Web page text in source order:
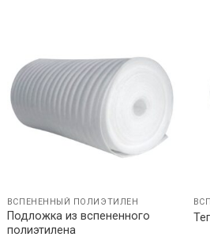
ВСПЕНЕННЫЙ ПОЛИЭТИЛЕН
Подложка из вспененного
полиэтилена